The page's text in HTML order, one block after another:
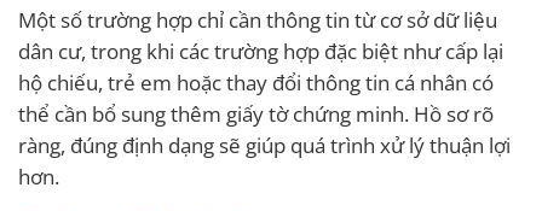
Một số trường hợp chỉ cần thông tin từ cơ sở dữ liệu
dân cư, trong khi các trường hợp đặc biệt như cấp lại
hộ chiếu, trẻ em hoặc thay đổi thông tin cá nhân có
thể cần bổ sung thêm giấy tờ chứng minh. Hồ sơ rõ
ràng, đúng định dạng sẽ giúp quá trình xử lý thuận lợi
hơn.